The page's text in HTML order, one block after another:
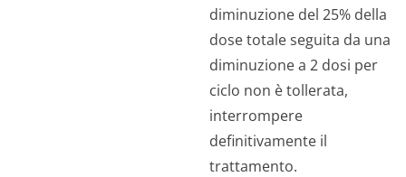
diminuzione del 25% della
dose totale seguita da una
diminuzione a 2 dosi per
ciclo non è tollerata,
interrompere
definitivamente il
trattamento.